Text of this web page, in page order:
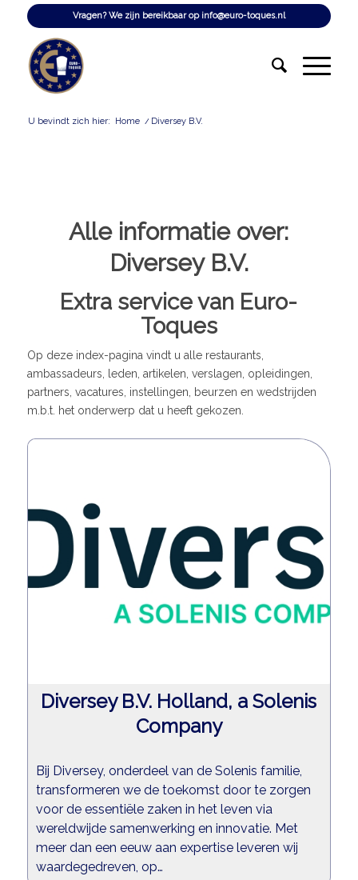
Vragen? We zijn bereikbaar op info@euro-toques.nl
U bevindt zich hier: Home / Diversey B.V.
Alle informatie over:
Diversey B.V.
Extra service van Euro-
Toques
Op deze index-pagina vindt u alle restaurants,
ambassadeurs, leden, artikelen, verslagen, opleidingen,
partners, vacatures, instellingen, beurzen en wedstrijden
m.b.t. het onderwerp dat u heeft gekozen.
Diversey B.V. Holland, a Solenis
Company
Bij Diversey, onderdeel van de Solenis familie,
transformeren we de toekomst door te zorgen
voor de essentiële zaken in het leven via
wereldwijde samenwerking en innovatie. Met
meer dan een eeuw aan expertise leveren wij
waardegedreven, op…